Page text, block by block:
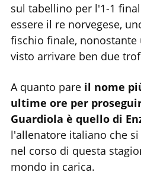
sul tabellino per l'1-1
essere il re norvegese,
fischio finale, nonostante
visto arrivare ben due
A quanto pare il nome
ultime ore per
Guardiola è quello di
l'allenatore italiano che
nel corso di questa
mondo in carica.